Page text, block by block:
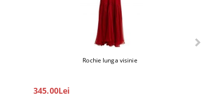
Rochie lunga visinie
345.00Lei